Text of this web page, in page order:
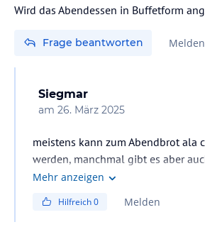
Wird das Abendessen in Buffetform
Frage beantworten Melden
Siegmar
am 26. März 2025
meistens kann zum Abendbrot ala
werden, manchmal gibt es aber
Fisch) in Buffetform
Mehr anzeigen
Hilfreich0 Melden